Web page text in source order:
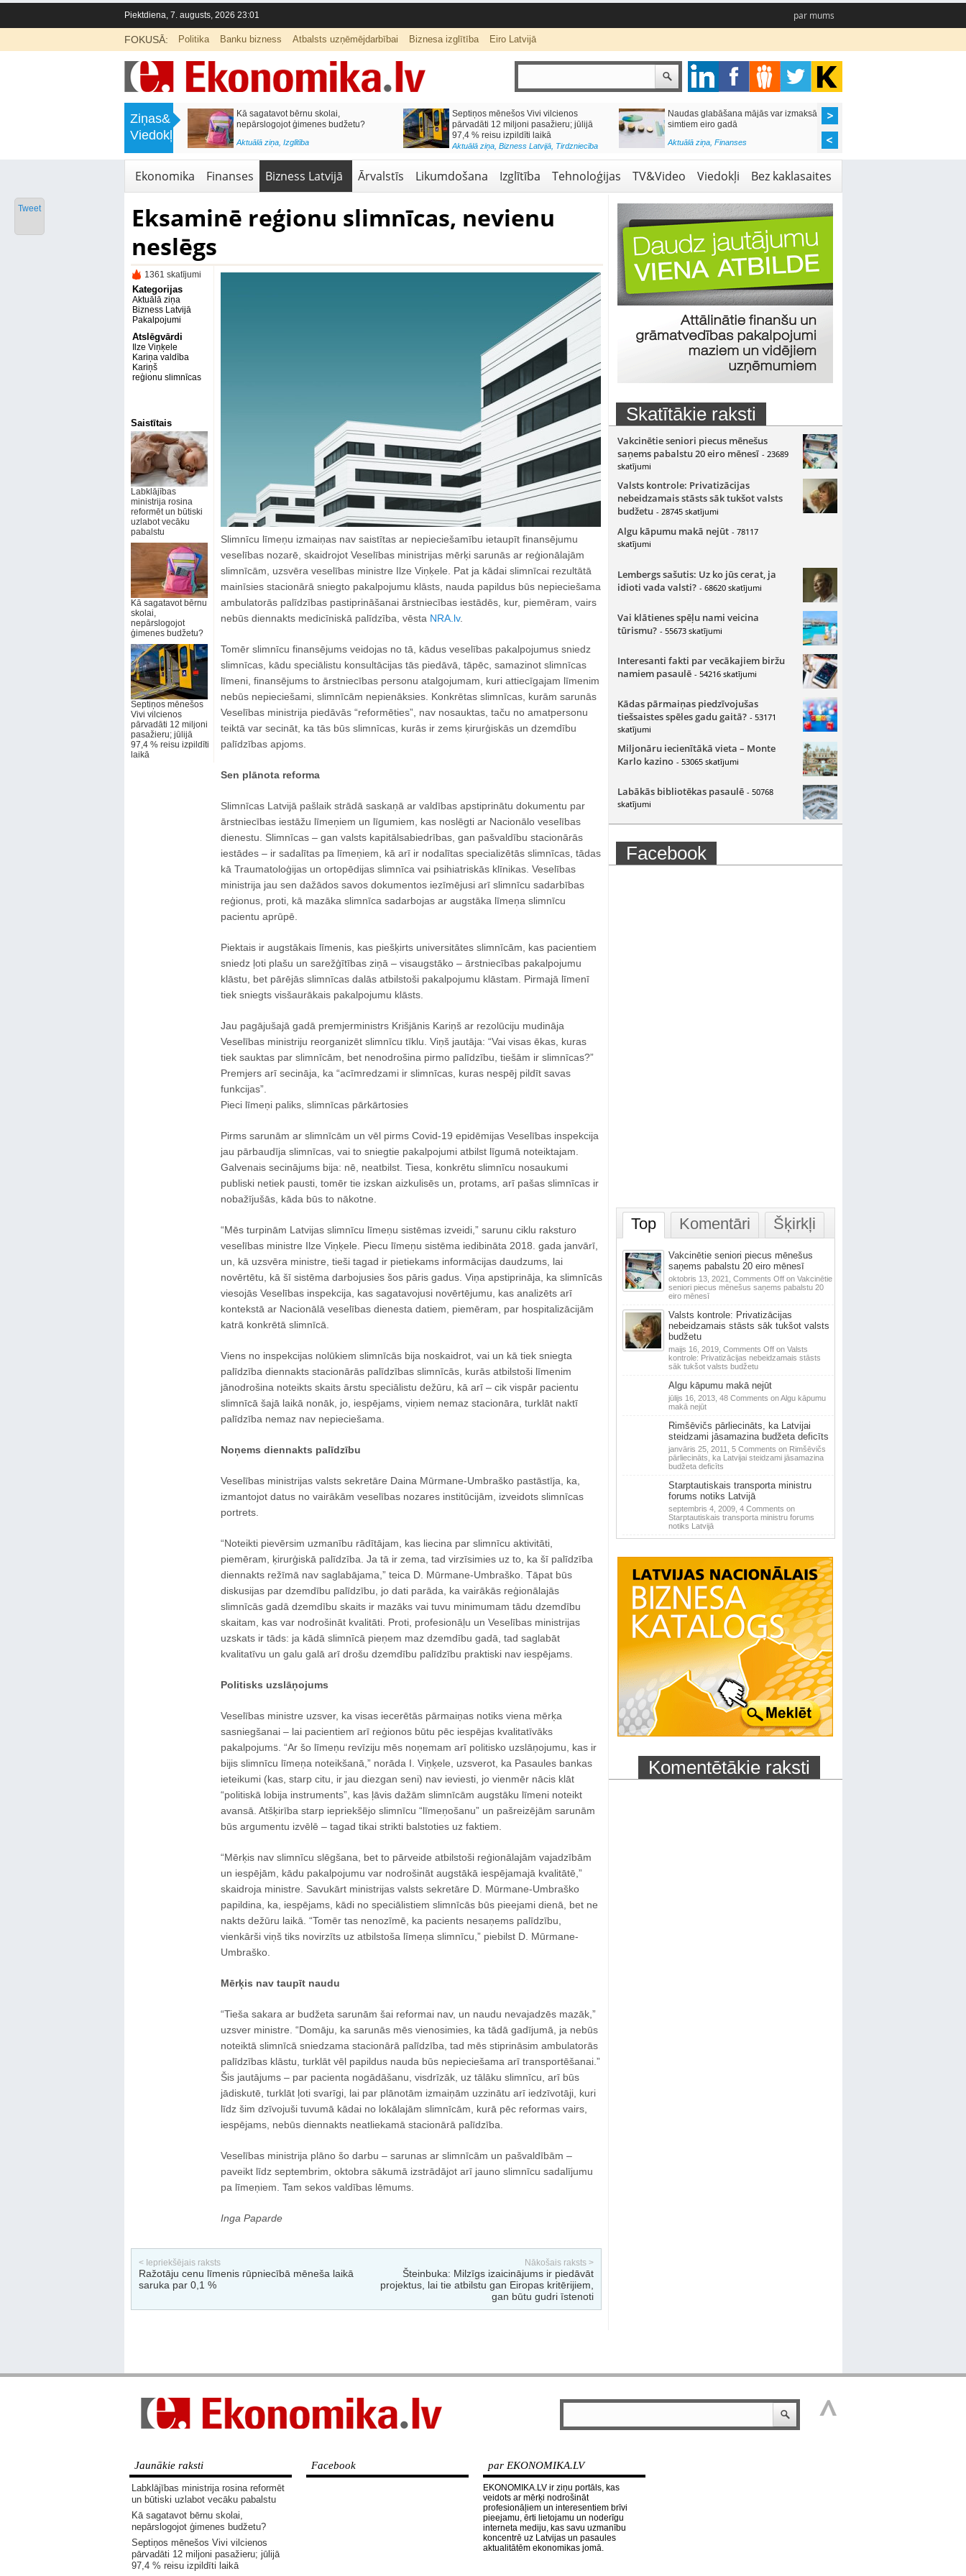
Piektdiena, 7. augusts, 2026 23:01 par mums
FOKUSĀ: Politika Banku bizness Atbalsts uzņēmējdarbībai Biznesa izglītība Eiro Latvijā
Ziņas&
Viedokļi
Labklājības ministrija rosina reformēt
un būtiski uzlabot vecāku pabalstu
Kā sagatavot bērnu skolai,
nepārslogojot ģimenes budžetu?
Aktuālā ziņa, Izglītība
Septiņos mēnešos Vivi vilcienos
pārvadāti 12 miljoni pasažieru; jūlijā
97,4 % reisu izpildīti laikā
Aktuālā ziņa, Bizness Latvijā, Tirdzniecība
Naudas glabāšana mājās var izmaksāt
simtiem eiro gadā
Aktuālā ziņa, Finanses
Ekonomika Finanses Bizness Latvijā Ārvalstīs Likumdošana Izglītība Tehnoloģijas TV&Video Viedokļi Bez kaklasaites
Eksaminē reģionu slimnīcas, nevienu
neslēgs
1361 skatījumi
Kategorijas
Aktuālā ziņa
Bizness Latvijā
Pakalpojumi
Atslēgvārdi
Ilze Viņķele
Kariņa valdība
Kariņš
reģionu slimnīcas
Saistītais
Labklājības
ministrija rosina
reformēt un būtiski
uzlabot vecāku
pabalstu
Kā sagatavot bērnu
skolai,
nepārslogojot
ģimenes budžetu?
Septiņos mēnešos
Vivi vilcienos
pārvadāti 12 miljoni
pasažieru; jūlijā
97,4 % reisu izpildīti
laikā
Slimnīcu līmeņu izmaiņas nav saistītas ar nepieciešamību ietaupīt finansējumu
veselības nozarē, skaidrojot Veselības ministrijas mērķi sarunās ar reģionālajām
slimnīcām, uzsvēra veselības ministre Ilze Viņķele. Pat ja kādai slimnīcai rezultātā
mainīsies stacionārā sniegto pakalpojumu klāsts, nauda papildus būs nepieciešama
ambulatorās palīdzības pastiprināšanai ārstniecības iestādēs, kur, piemēram, vairs
nebūs diennakts medicīniskā palīdzība, vēsta NRA.lv.
Tomēr slimnīcu finansējums veidojas no tā, kādus veselības pakalpojumus sniedz
slimnīcas, kādu speciālistu konsultācijas tās piedāvā, tāpēc, samazinot slimnīcas
līmeni, finansējums to ārstniecības personu atalgojumam, kuri attiecīgajam līmenim
nebūs nepieciešami, slimnīcām nepienāksies. Konkrētas slimnīcas, kurām sarunās
Veselības ministrija piedāvās “reformēties”, nav nosauktas, taču no amatpersonu
teiktā var secināt, ka tās būs slimnīcas, kurās ir zems ķirurģiskās un dzemdību
palīdzības apjoms.
Sen plānota reforma
Slimnīcas Latvijā pašlaik strādā saskaņā ar valdības apstiprinātu dokumentu par
ārstniecības iestāžu līmeņiem un līgumiem, kas noslēgti ar Nacionālo veselības
dienestu. Slimnīcas ‒ gan valsts kapitālsabiedrības, gan pašvaldību stacionārās
iestādes ‒ ir sadalītas pa līmeņiem, kā arī ir nodalītas specializētās slimnīcas, tādas
kā Traumatoloģijas un ortopēdijas slimnīca vai psihiatriskās klīnikas. Veselības
ministrija jau sen dažādos savos dokumentos iezīmējusi arī slimnīcu sadarbības
reģionus, proti, kā mazāka slimnīca sadarbojas ar augstāka līmeņa slimnīcu
pacientu aprūpē.
Piektais ir augstākais līmenis, kas piešķirts universitātes slimnīcām, kas pacientiem
sniedz ļoti plašu un sarežģītības ziņā – visaugstāko ‒ ārstniecības pakalpojumu
klāstu, bet pārējās slimnīcas dalās atbilstoši pakalpojumu klāstam. Pirmajā līmenī
tiek sniegts visšaurākais pakalpojumu klāsts.
Jau pagājušajā gadā premjerministrs Krišjānis Kariņš ar rezolūciju mudināja
Veselības ministriju reorganizēt slimnīcu tīklu. Viņš jautāja: “Vai visas ēkas, kuras
tiek sauktas par slimnīcām, bet nenodrošina pirmo palīdzību, tiešām ir slimnīcas?”
Premjers arī secināja, ka “acīmredzami ir slimnīcas, kuras nespēj pildīt savas
funkcijas”.
Pieci līmeņi paliks, slimnīcas pārkārtosies
Pirms sarunām ar slimnīcām un vēl pirms Covid-19 epidēmijas Veselības inspekcija
jau pārbaudīja slimnīcas, vai to sniegtie pakalpojumi atbilst līgumā noteiktajam.
Galvenais secinājums bija: nē, neatbilst. Tiesa, konkrētu slimnīcu nosaukumi
publiski netiek pausti, tomēr tie izskan aizkulisēs un, protams, arī pašas slimnīcas ir
nobažījušās, kāda būs to nākotne.
“Mēs turpinām Latvijas slimnīcu līmeņu sistēmas izveidi,” sarunu ciklu raksturo
veselības ministre Ilze Viņķele. Piecu līmeņu sistēma iedibināta 2018. gada janvārī,
un, kā uzsvēra ministre, tieši tagad ir pietiekams informācijas daudzums, lai
novērtētu, kā šī sistēma darbojusies šos pāris gadus. Viņa apstiprināja, ka slimnīcās
viesojās Veselības inspekcija, kas sagatavojusi novērtējumu, kas analizēts arī
kontekstā ar Nacionālā veselības dienesta datiem, piemēram, par hospitalizācijām
katrā konkrētā slimnīcā.
Viens no inspekcijas nolūkiem slimnīcās bija noskaidrot, vai un kā tiek sniegta
palīdzība diennakts stacionārās palīdzības slimnīcās, kurās atbilstoši līmenim
jānodrošina noteikts skaits ārstu speciālistu dežūru, kā arī – cik vispār pacientu
slimnīcā šajā laikā nonāk, jo, iespējams, viņiem nemaz stacionāra, turklāt naktī
palīdzība nemaz nav nepieciešama.
Noņems diennakts palīdzību
Veselības ministrijas valsts sekretāre Daina Mūrmane-Umbraško pastāstīja, ka,
izmantojot datus no vairākām veselības nozares institūcijām, izveidots slimnīcas
portrets.
“Noteikti pievērsim uzmanību rādītājam, kas liecina par slimnīcu aktivitāti,
piemēram, ķirurģiskā palīdzība. Ja tā ir zema, tad virzīsimies uz to, ka šī palīdzība
diennakts režīmā nav saglabājama,” teica D. Mūrmane-Umbraško. Tāpat būs
diskusijas par dzemdību palīdzību, jo dati parāda, ka vairākās reģionālajās
slimnīcās gadā dzemdību skaits ir mazāks vai tuvu minimumam tādu dzemdību
skaitam, kas var nodrošināt kvalitāti. Proti, profesionāļu un Veselības ministrijas
uzskats ir tāds: ja kādā slimnīcā pieņem maz dzemdību gadā, tad saglabāt
kvalitatīvu un galu galā arī drošu dzemdību palīdzību praktiski nav iespējams.
Politisks uzslāņojums
Veselības ministre uzsver, ka visas iecerētās pārmaiņas notiks viena mērķa
sasniegšanai – lai pacientiem arī reģionos būtu pēc iespējas kvalitatīvāks
pakalpojums. “Ar šo līmeņu revīziju mēs noņemam arī politisko uzslāņojumu, kas ir
bijis slimnīcu līmeņa noteikšanā,” norāda I. Viņķele, uzsverot, ka Pasaules bankas
ieteikumi (kas, starp citu, ir jau diezgan seni) nav ieviesti, jo vienmēr nācis klāt
“politiskā lobija instruments”, kas ļāvis dažām slimnīcām augstāku līmeni noteikt
avansā. Atšķirība starp iepriekšējo slimnīcu “līmeņošanu” un pašreizējām sarunām
būs argumentu izvēlē – tagad tikai strikti balstoties uz faktiem.
“Mērķis nav slimnīcu slēgšana, bet to pārveide atbilstoši reģionālajām vajadzībām
un iespējām, kādu pakalpojumu var nodrošināt augstākā iespējamajā kvalitātē,”
skaidroja ministre. Savukārt ministrijas valsts sekretāre D. Mūrmane-Umbraško
papildina, ka, iespējams, kādi no speciālistiem slimnīcās būs pieejami dienā, bet ne
nakts dežūru laikā. “Tomēr tas nenozīmē, ka pacients nesaņems palīdzību,
vienkārši viņš tiks novirzīts uz atbilstoša līmeņa slimnīcu,” piebilst D. Mūrmane-
Umbraško.
Mērķis nav taupīt naudu
“Tieša sakara ar budžeta sarunām šai reformai nav, un naudu nevajadzēs mazāk,”
uzsver ministre. “Domāju, ka sarunās mēs vienosimies, ka tādā gadījumā, ja nebūs
noteiktā slimnīcā sniedzama stacionārā palīdzība, tad mēs stiprināsim ambulatorās
palīdzības klāstu, turklāt vēl papildus nauda būs nepieciešama arī transportēšanai.”
Šis jautājums – par pacienta nogādāšanu, visdrīzāk, uz tālāku slimnīcu, arī būs
jādiskutē, turklāt ļoti svarīgi, lai par plānotām izmaiņām uzzinātu arī iedzīvotāji, kuri
līdz šim dzīvojuši tuvumā kādai no lokālajām slimnīcām, kurā pēc reformas vairs,
iespējams, nebūs diennakts neatliekamā stacionārā palīdzība.
Veselības ministrija plāno šo darbu – sarunas ar slimnīcām un pašvaldībām ‒
paveikt līdz septembrim, oktobra sākumā izstrādājot arī jauno slimnīcu sadalījumu
pa līmeņiem. Tam sekos valdības lēmums.
Inga Paparde
< Iepriekšējais raksts
Ražotāju cenu līmenis rūpniecībā mēneša laikā
saruka par 0,1 %
Nākošais raksts >
Šteinbuka: Milzīgs izaicinājums ir piedāvāt
projektus, lai tie atbilstu gan Eiropas kritērijiem,
gan būtu gudri īstenoti
Skatītākie raksti
Vakcinētie seniori piecus mēnešus
saņems pabalstu 20 eiro mēnesī - 23689
skatījumi
Valsts kontrole: Privatizācijas
nebeidzamais stāsts sāk tukšot valsts
budžetu - 28745 skatījumi
Algu kāpumu makā nejūt - 78117
skatījumi
Lembergs sašutis: Uz ko jūs cerat, ja
idioti vada valsti? - 68620 skatījumi
Vai klātienes spēļu nami veicina
tūrismu? - 55673 skatījumi
Interesanti fakti par vecākajiem biržu
namiem pasaulē - 54216 skatījumi
Kādas pārmaiņas piedzīvojušas
tiešsaistes spēles gadu gaitā? - 53171
skatījumi
Miljonāru iecienītākā vieta – Monte
Karlo kazino - 53065 skatījumi
Labākās bibliotēkas pasaulē - 50768
skatījumi
Facebook
Top Komentāri Šķirkļi
Vakcinētie seniori piecus mēnešus
saņems pabalstu 20 eiro mēnesī
oktobris 13, 2021, Comments Offon Vakcinētie
seniori piecus mēnešus saņems pabalstu 20
eiro mēnesī
Valsts kontrole: Privatizācijas
nebeidzamais stāsts sāk tukšot valsts
budžetu
maijs 16, 2019, Comments Offon Valsts
kontrole: Privatizācijas nebeidzamais stāsts
sāk tukšot valsts budžetu
Algu kāpumu makā nejūt
jūlijs 16, 2013, 48 Comments on Algu kāpumu
makā nejūt
Rimšēvičs pārliecināts, ka Latvijai
steidzami jāsamazina budžeta deficīts
janvāris 25, 2011, 5 Comments on Rimšēvičs
pārliecināts, ka Latvijai steidzami jāsamazina
budžeta deficīts
Starptautiskais transporta ministru
forums notiks Latvijā
septembris 4, 2009, 4 Comments on
Starptautiskais transporta ministru forums
notiks Latvijā
Komentētākie raksti
Tweet
Jaunākie raksti
Labklājības ministrija rosina reformēt
un būtiski uzlabot vecāku pabalstu
Kā sagatavot bērnu skolai,
nepārslogojot ģimenes budžetu?
Septiņos mēnešos Vivi vilcienos
pārvadāti 12 miljoni pasažieru; jūlijā
97,4 % reisu izpildīti laikā
Facebook par EKONOMIKA.LV
EKONOMIKA.LV ir ziņu portāls, kas
veidots ar mērķi nodrošināt
profesionāļiem un interesentiem brīvi
pieejamu, ērti lietojamu un noderīgu
interneta mediju, kas savu uzmanību
koncentrē uz Latvijas un pasaules
aktualitātēm ekonomikas jomā.